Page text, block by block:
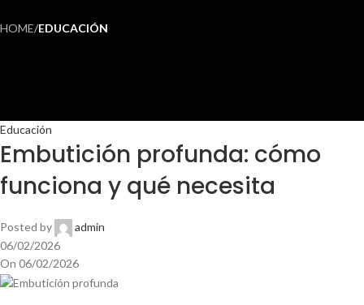
HOME/EDUCACIÓN
Educación
Embutición profunda: cómo
funciona y qué necesita
Posted by
admin
06/02/2026
On 06/02/2026